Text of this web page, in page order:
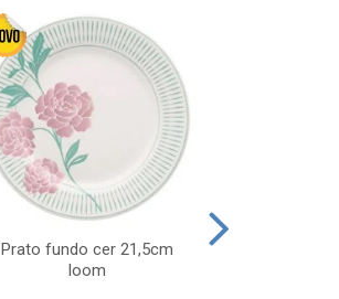
Prato fundo cer 21,5cm
loom